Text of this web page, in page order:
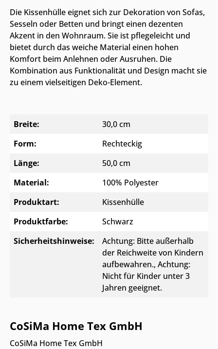
Die Kissenhülle eignet sich zur Dekoration von Sofas,
Sesseln oder Betten und bringt einen dezenten
Akzent in den Wohnraum. Sie ist pflegeleicht und
bietet durch das weiche Material einen hohen
Komfort beim Anlehnen oder Ausruhen. Die
Kombination aus Funktionalität und Design macht sie
zu einem vielseitigen Deko-Element.
Breite:
30,0 cm
Form:
Rechteckig
Länge:
50,0 cm
Material:
100% Polyester
Produktart:
Kissenhülle
Produktfarbe:
Schwarz
Sicherheitshinweise:
Achtung: Bitte außerhalb
der Reichweite von Kindern
aufbewahren., Achtung:
Nicht für Kinder unter 3
Jahren geeignet.
CoSiMa Home Tex GmbH
CoSiMa Home Tex GmbH